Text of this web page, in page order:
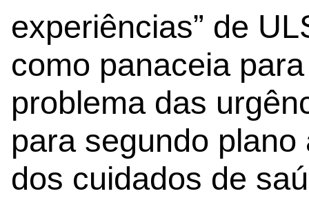
experiências” de
como panaceia
problema das
para segundo
dos cuidados de